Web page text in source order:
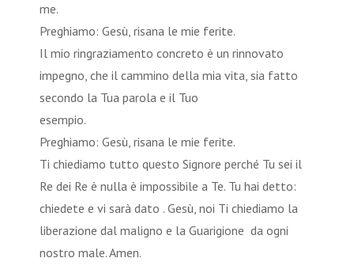
Preghiamo: Gesù, risana le mie ferite.
Il mio ringraziamento concreto è un rinnovato
impegno, che il cammino della mia vita, sia fatto
secondo la Tua parola e il Tuo
Preghiamo: Gesù, risana le mie ferite.
Ti chiediamo tutto questo Signore perché Tu sei il
Re dei Re è nulla è impossibile a Te. Tu hai detto:
chiedete e vi sarà dato . Gesù, noi Ti chiediamo la
liberazione dal maligno e la Guarigione da ogni
nostro male. Amen.